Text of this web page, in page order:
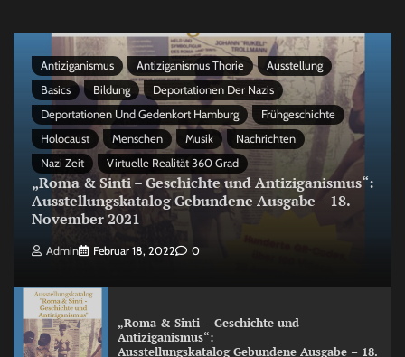
Antiziganismus Antiziganismus Thorie
Ausstellung
Basics
Bildung
Deportationen Der Nazis
Deportationen Und Gedenkort Hamburg
Frühgeschichte
Holocaust
Menschen Musik
Nachrichten
Nazi Zeit
Virtuelle Realität 360 Grad
„Roma & Sinti – Geschichte und Antiziganismus“:
Ausstellungskatalog Gebundene Ausgabe – 18.
November 2021
Admin Februar 18, 2022 0
„Roma & Sinti – Geschichte und
Antiziganismus“:
Ausstellungskatalog Gebundene Ausgabe – 18.